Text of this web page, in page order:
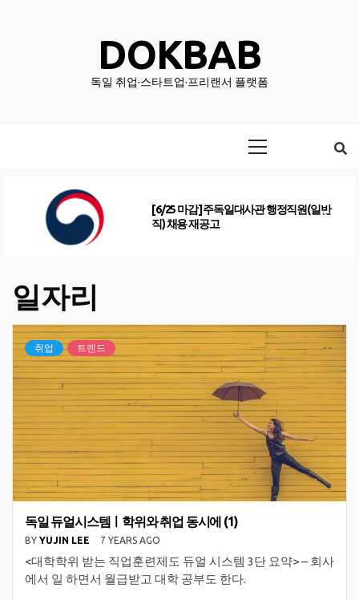
DOKBAB
독일 취업·스타트업·프리랜서 플랫폼
[6/25 마감] 주독일대사관 행정직원(일반
직) 채용 재공고
일자리
취업 트렌드
독일 듀얼시스템ㅣ학위와 취업 동시에 (1)
BY YUJIN LEE 7 YEARS AGO
<대학학위 받는 직업훈련제도 듀얼 시스템 3단 요약> – 회사
에서 일 하면서 월급받고 대학 공부도 한다.